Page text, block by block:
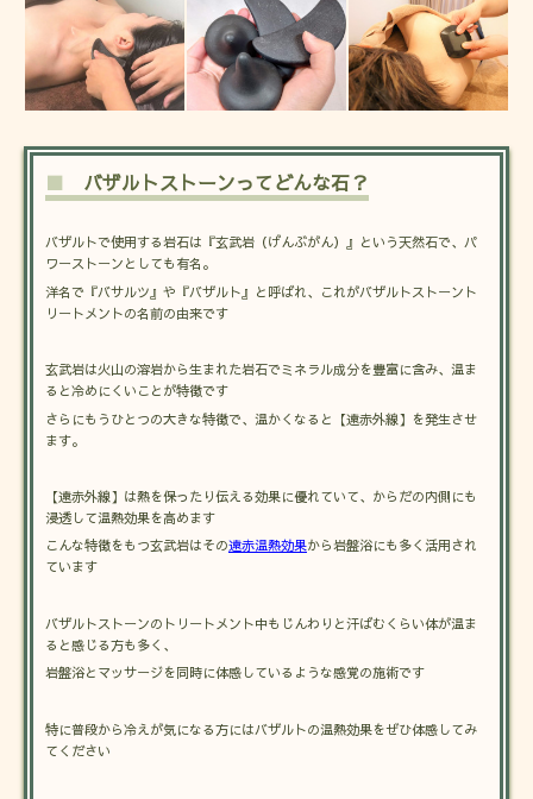
■ バザルトストーンってどんな石？
バザルトで使用する岩石は『玄武岩（げんぶがん）』という天然石で、パ
ワーストーンとしても有名。
洋名で『バサルツ』や『バザルト』と呼ばれ、これがバザルトストーント
リートメントの名前の由来です
玄武岩は火山の溶岩から生まれた岩石でミネラル成分を豊富に含み、温ま
ると冷めにくいことが特徴です
さらにもうひとつの大きな特徴で、温かくなると【遠赤外線】を発生させ
ます。
【遠赤外線】は熱を保ったり伝える効果に優れていて、からだの内側にも
浸透して温熱効果を高めます
こんな特徴をもつ玄武岩はその遠赤温熱効果から岩盤浴にも多く活用され
ています
バザルトストーンのトリートメント中もじんわりと汗ばむくらい体が温ま
ると感じる方も多く、
岩盤浴とマッサージを同時に体感しているような感覚の施術です
特に普段から冷えが気になる方にはバザルトの温熱効果をぜひ体感してみ
てください